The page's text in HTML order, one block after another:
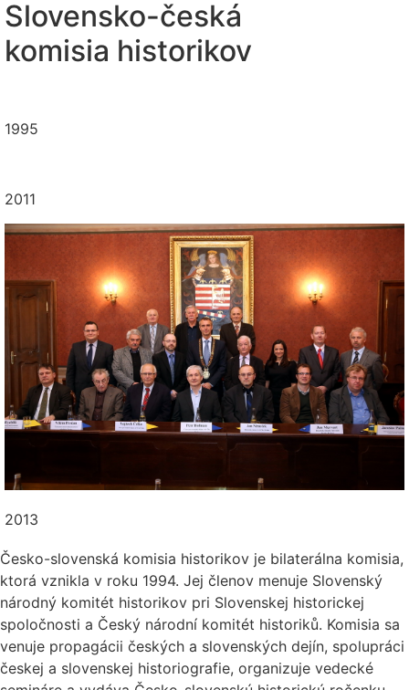
Slovensko-česká
komisia historikov
1995
2011
2013
Česko-slovenská komisia historikov je bilaterálna komisia,
ktorá vznikla v roku 1994. Jej členov menuje Slovenský
národný komitét historikov pri Slovenskej historickej
spoločnosti a Český národní komitét historiků. Komisia sa
venuje propagácii českých a slovenských dejín, spolupráci
českej a slovenskej historiografie, organizuje vedecké